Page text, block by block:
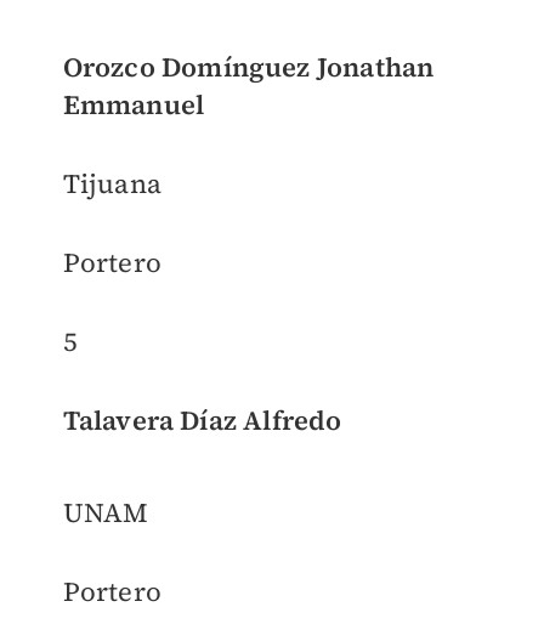
Orozco Domínguez Jonathan
Emmanuel
Tijuana
Portero
5
Talavera Díaz Alfredo
UNAM
Portero